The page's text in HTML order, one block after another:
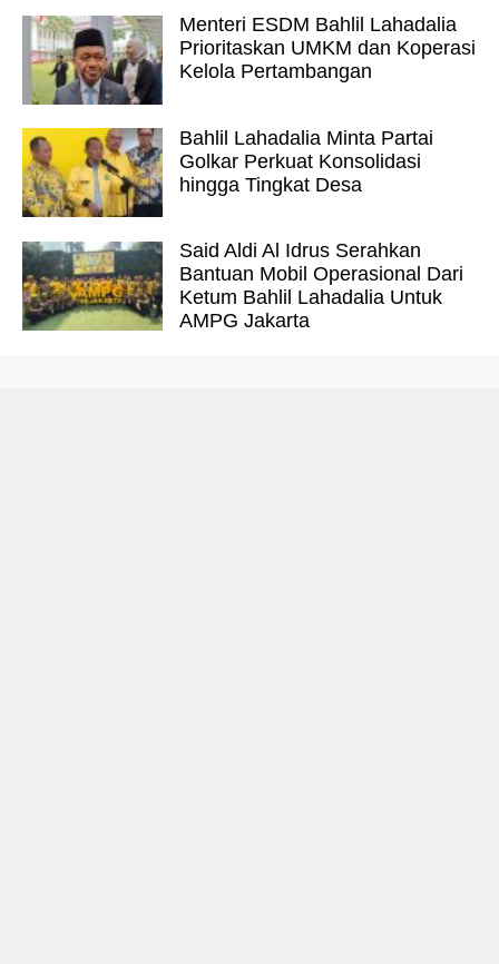
Menteri ESDM Bahlil Lahadalia
Prioritaskan UMKM dan Koperasi
Kelola Pertambangan
Bahlil Lahadalia Minta Partai
Golkar Perkuat Konsolidasi
hingga Tingkat Desa
Said Aldi Al Idrus Serahkan
Bantuan Mobil Operasional Dari
Ketum Bahlil Lahadalia Untuk
AMPG Jakarta